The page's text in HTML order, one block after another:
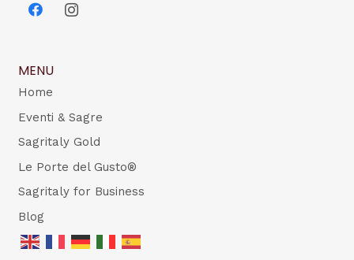
MENU
Home
Eventi & Sagre
Sagritaly Gold
Le Porte del Gusto®
Sagritaly for Business
Blog